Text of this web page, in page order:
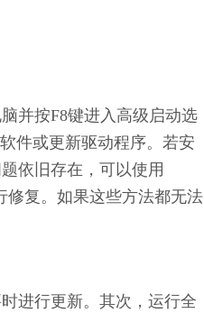
并按F8键进入高级启动选
件或更新驱动程序。若安
依旧存在，可以使用
修复。如果这些方法都无法
进行更新。其次，运行全